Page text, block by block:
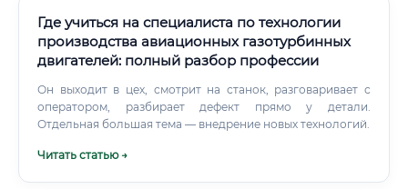
Где учиться на специалиста по технологии
производства авиационных газотурбинных
двигателей: полный разбор профессии
Он выходит в цех, смотрит на станок, разговаривает с
оператором, разбирает дефект прямо у детали.
Отдельная большая тема — внедрение новых технологий.
Читать статью →